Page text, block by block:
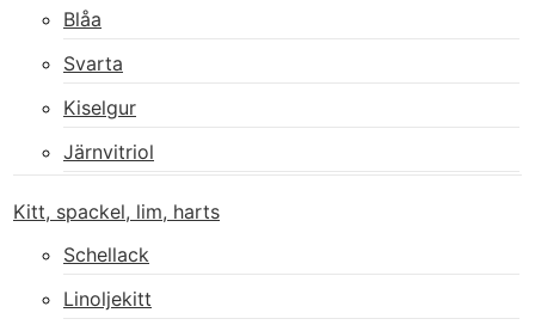
Blåa
Svarta
Kiselgur
Järnvitriol
Kitt, spackel, lim, harts
Schellack
Linoljekitt